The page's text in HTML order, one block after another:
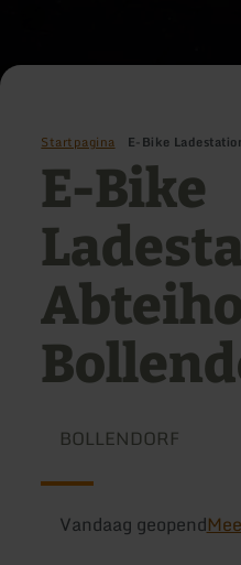
Startpagina E-Bike
E-Bike
BOLLENDORF
Vandaag geopend